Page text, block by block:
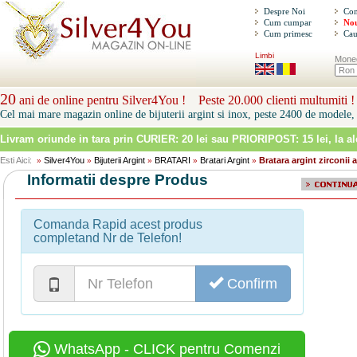
Despre Noi
Cum cumpar
Cum primesc
Limbi
20 ani de online pentru Silver4You ! Peste 20.000 clienti multumiti !
Cel mai mare magazin online de bijuterii argint si inox, peste 2400 de modele,
Livram oriunde in tara prin CURIER: 20 lei sau PRIORIPOST: 15 lei, la
Esti Aici: » Silver4You » Bijuterii Argint » BRATARI » Bratari Argint » Bratara argint zirconii
Informatii despre Produs
Comanda Rapid acest produs
completand Nr de Telefon!
Confirm
WhatsApp - CLICK pentru Comenzi